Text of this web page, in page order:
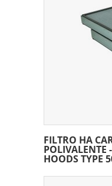
FILTRO HA
POLIVALENTE
HOODS TYPE